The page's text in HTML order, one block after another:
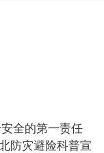
全的第一责任
防灾避险科普宣